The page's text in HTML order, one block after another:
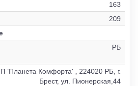
163
209
РБ
'Планета Комфорта' , 224020 РБ, г.
Брест, ул. Пионерская,44